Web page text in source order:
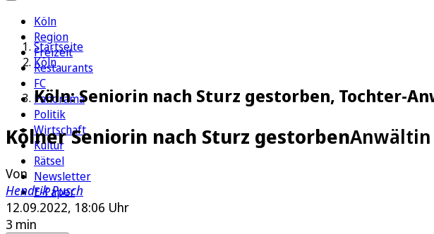
Köln
Region
Freizeit
Restaurants
FC
Panorama
Politik
Wirtschaft
Kultur
Rätsel
Newsletter
E-Paper
Startseite
Köln
Köln: Seniorin nach Sturz gestorben, Tochter-
Kölner Seniorin nach Sturz gestorben
Von
Hendrik Pusch
12.09.2022, 18:06 Uhr
3 min